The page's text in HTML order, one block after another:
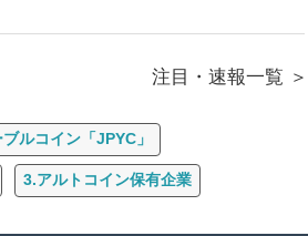
注目・速報一覧
ルコイン「JPYC」
3.アルトコイン保有企業